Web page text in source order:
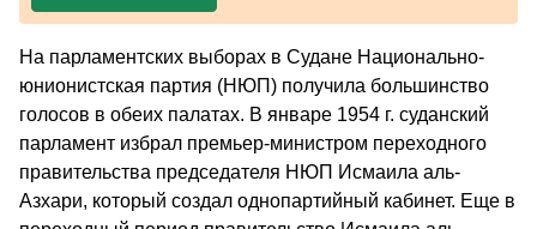
На парламентских выборах в Судане Национально-
юнионистская партия (НЮП) получила большинство
голосов в обеих палатах. В январе 1954 г. суданский
парламент избрал премьер-министром переходного
правительства председателя НЮП Исмаила аль-
Азхари, который создал однопартийный кабинет. Еще в